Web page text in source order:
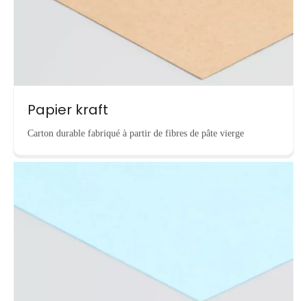
Papier kraft
Carton durable fabriqué à partir de fibres de pâte vierge